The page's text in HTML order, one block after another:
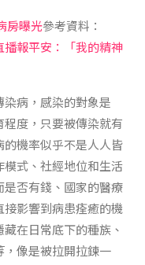
房曝光參考資料：
報平安：「我的精神
病，感染的對象是
度，只要被傳染就有
機率似乎不是人人皆
式、社經地位和生活
否有錢、國家的醫療
影響到病患痊癒的機
在日常底下的種族、
像是被拉開拉鍊一